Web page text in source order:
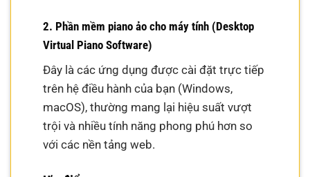
2. Phần mềm piano ảo cho máy tính (Desktop
Virtual Piano Software)
Đây là các ứng dụng được cài đặt trực tiếp
trên hệ điều hành của bạn (Windows,
macOS), thường mang lại hiệu suất vượt
trội và nhiều tính năng phong phú hơn so
với các nền tảng web.